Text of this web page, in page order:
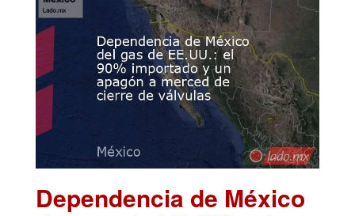
Dependencia de México